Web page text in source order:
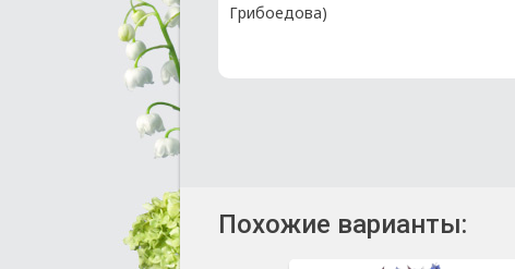
Грибоедова)
Похожие варианты: